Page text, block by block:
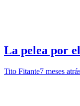
La pelea por
Tito Fitante7 meses